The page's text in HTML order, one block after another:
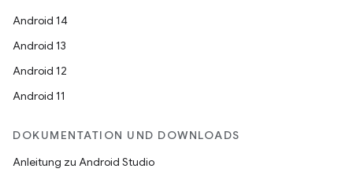
Android 14
Android 13
Android 12
Android 11
DOKUMENTATION UND DOWNLOADS
Anleitung zu Android Studio